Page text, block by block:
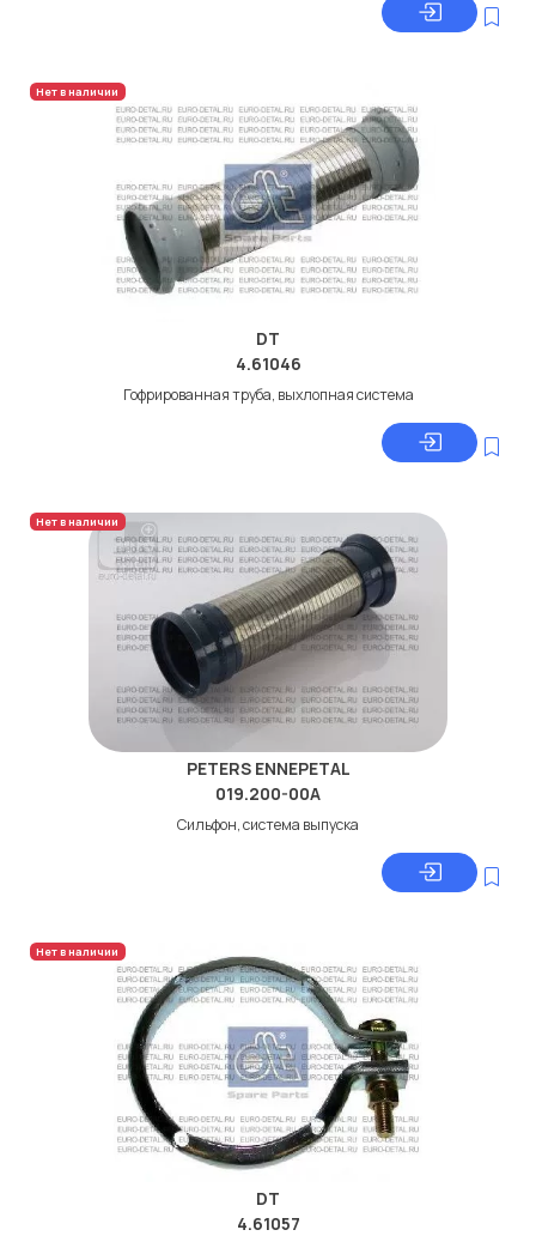
Нет в наличии
DT
4.61046
Гофрированная труба, выхлопная система
Нет в наличии
PETERS ENNEPETAL
019.200-00A
Сильфон, система выпуска
Нет в наличии
DT
4.61057